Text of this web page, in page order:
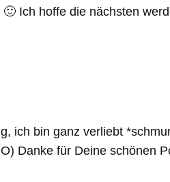
Ich hoffe die nächsten
ich bin ganz verliebt
Danke für Deine schönen